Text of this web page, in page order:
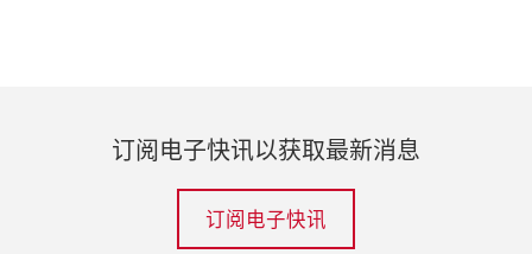
订阅电子快讯以获取最新消息
订阅电子快讯